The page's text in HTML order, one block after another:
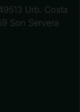
Urb. Costa
Son Servera